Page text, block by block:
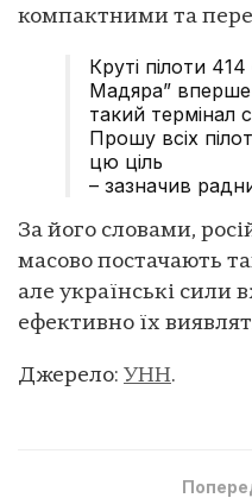
компактними та
Круті пілоти
Мадяра”
такий термінал
Прошу всіх
цю ціль
– зазначив
За його словами,
масово постачають
але українські сили
ефективно їх
Джерело: УНН.